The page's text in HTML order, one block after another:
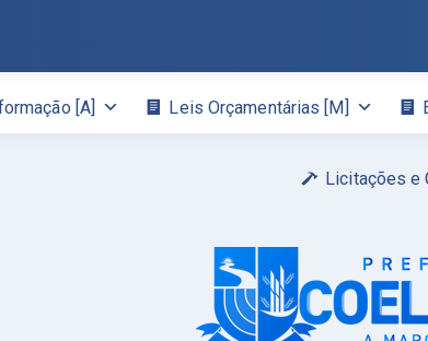
[A] Leis Orçamentárias [M]
Licitações e